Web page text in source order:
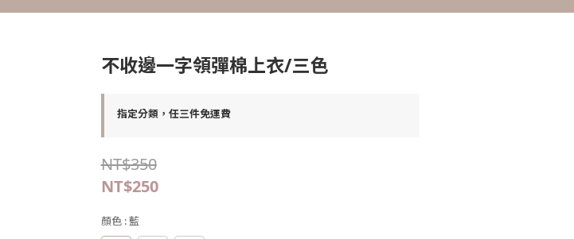
不收邊一字領彈棉上衣/三色
指定分類，任三件免運費
NT$350
NT$250
顏色 : 藍